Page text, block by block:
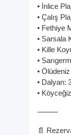
• İnlice
• Çalış
• Fethiye
• Sarsala
• Kille
•
•
• Dalyan:
•
⸻
📄